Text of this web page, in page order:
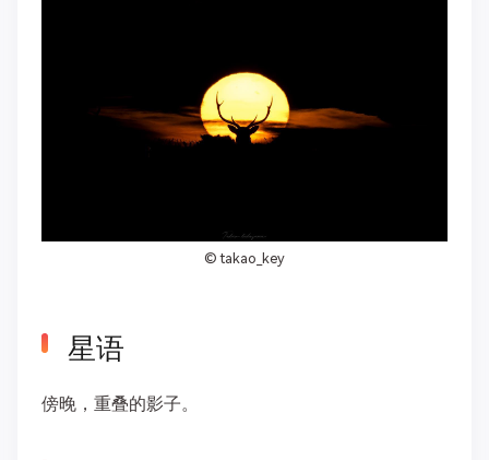
©takao_key
星语
傍晚，重叠的影子。